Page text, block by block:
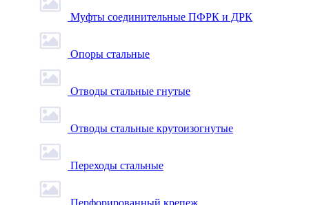
Муфты соединительные ПФРК и ДРК
Опоры стальные
Отводы стальные гнутые
Отводы стальные крутоизогнутые
Переходы стальные
Перфорированный крепеж